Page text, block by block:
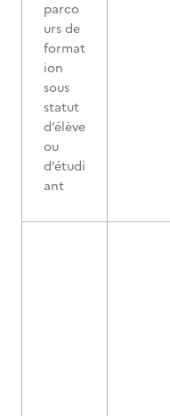
parco
urs de
format
ion
sous
statut
d’élève
ou
d’étudi
ant